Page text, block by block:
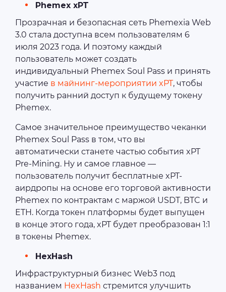
Phemex xPT
Прозрачная и безопасная сеть Phemexia Web
3.0 стала доступна всем пользователям 6
июля 2023 года. И поэтому каждый
пользователь может создать
индивидуальный Phemex Soul Pass и принять
участие в майнинг-мероприятии xPT, чтобы
получить ранний доступ к будущему токену
Phemex.
Самое значительное преимущество чеканки
Phemex Soul Pass в том, что вы
автоматически станете частью события xPT
Pre-Mining. Ну и самое главное —
пользователь получит бесплатные xPT-
аирдропы на основе его торговой активности
Phemex по контрактам с маржой USDT, BTC и
ETH. Когда токен платформы будет выпущен
в конце этого года, xPT будет преобразован 1:1
в токены Phemex.
HexHash
Инфраструктурный бизнес Web3 под
названием HexHash стремится улучшить